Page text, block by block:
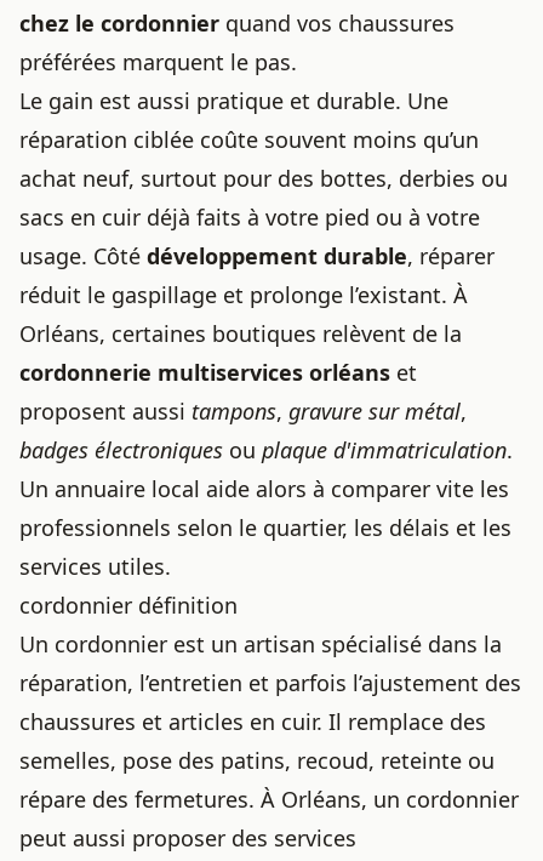
chez le cordonnier quand vos chaussures
préférées marquent le pas.
Le gain est aussi pratique et durable. Une
réparation ciblée coûte souvent moins qu’un
achat neuf, surtout pour des bottes, derbies ou
sacs en cuir déjà faits à votre pied ou à votre
usage. Côté développement durable, réparer
réduit le gaspillage et prolonge l’existant. À
Orléans, certaines boutiques relèvent de la
cordonnerie multiservices orléans et
proposent aussi tampons, gravure sur métal,
badges électroniques ou plaque d'immatriculation.
Un annuaire local aide alors à comparer vite les
professionnels selon le quartier, les délais et les
services utiles.
cordonnier définition
Un cordonnier est un artisan spécialisé dans la
réparation, l’entretien et parfois l’ajustement des
chaussures et articles en cuir. Il remplace des
semelles, pose des patins, recoud, reteinte ou
répare des fermetures. À Orléans, un cordonnier
peut aussi proposer des services